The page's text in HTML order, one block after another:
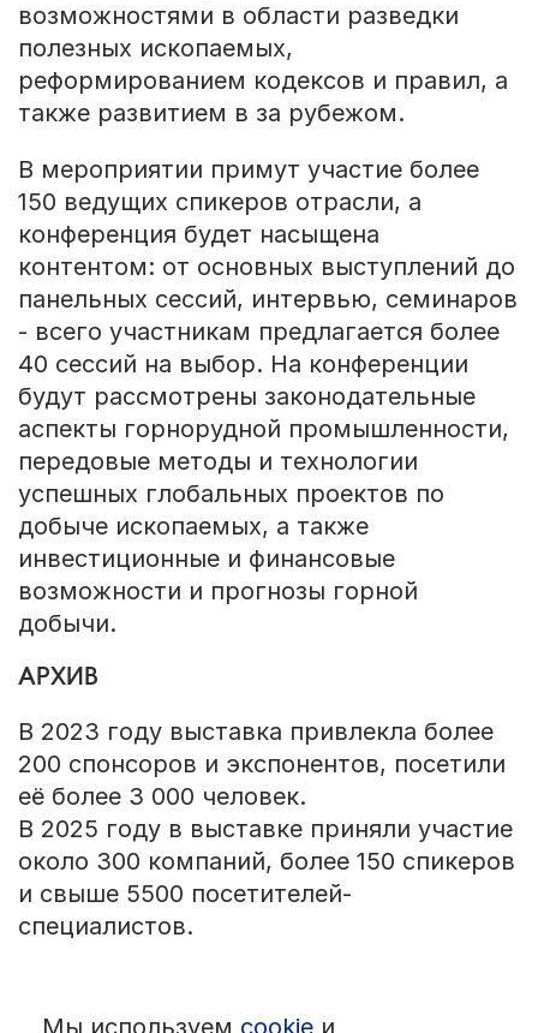
возможностями в области разведки
полезных ископаемых,
реформированием кодексов и правил, а
также развитием в за рубежом.
В мероприятии примут участие более
150 ведущих спикеров отрасли, а
конференция будет насыщена
контентом: от основных выступлений до
панельных сессий, интервью, семинаров
- всего участникам предлагается более
40 сессий на выбор. На конференции
будут рассмотрены законодательные
аспекты горнорудной промышленности,
передовые методы и технологии
успешных глобальных проектов по
добыче ископаемых, а также
инвестиционные и финансовые
возможности и прогнозы горной
добычи.
АРХИВ
В 2023 году выставка привлекла более
200 спонсоров и экспонентов, посетили
её более 3 000 человек.
В 2025 году в выставке приняли участие
около 300 компаний, более 150 спикеров
и свыше 5500 посетителей-
специалистов.